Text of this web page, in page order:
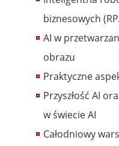
biznesowych
AI w
obrazu
Praktyczne
Przyszłość AI
w świecie AI
Całodniowy